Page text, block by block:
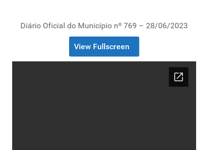
Diário Oficial do Município nº 769 – 28/06/2023
View Fullscreen